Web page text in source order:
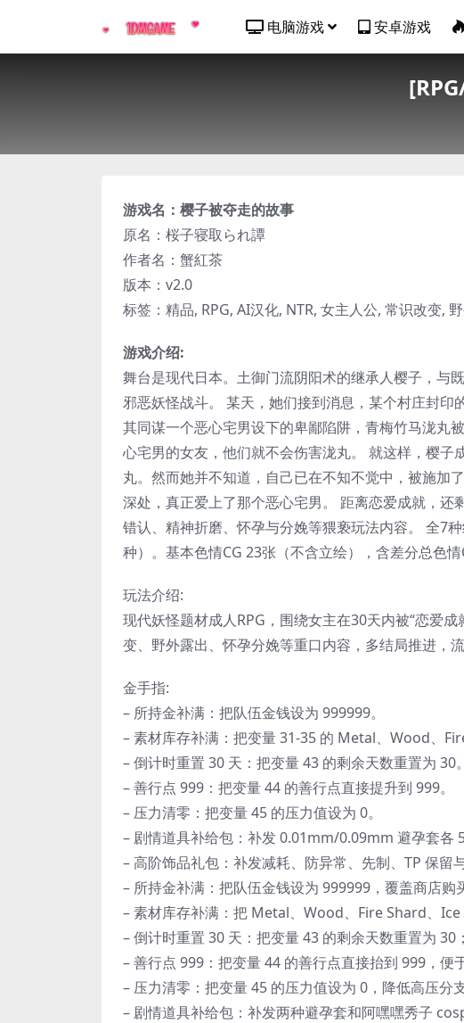
电脑游戏 安卓游戏
游戏名：樱子被夺走的故事
原名：桜子寝取られ譚
作者名：蟹紅茶
版本：v2.0
标签：精品, RPG, AI汉化, NTR, 女主人公, 常识改变,
游戏介绍:
舞台是现代日本。土御门流阴阳术的继承人樱子，与
邪恶妖怪战斗。 某天，她们接到消息，某个村庄封
其同谋一个恶心宅男设下的卑鄙陷阱，青梅竹马泷丸
心宅男的女友，他们就不会伤害泷丸。 就这样，樱
丸。然而她并不知道，自己已在不知不觉中，被施加
深处，真正爱上了那个恶心宅男。 距离恋爱成就，
错认、精神折磨、怀孕与分娩等猥亵玩法内容。 全7
种）。基本色情CG 23张（不含立绘），含差分总色
玩法介绍:
现代妖怪题材成人RPG，围绕女主在30天内被“恋爱
变、野外露出、怀孕分娩等重口内容，多结局推进，
金手指:
– 所持金补满：把队伍金钱设为 999999。
– 素材库存补满：把变量 31-35 的 Metal、Wood、
– 倒计时重置 30 天：把变量 43 的剩余天数重置为 30。
– 善行点 999：把变量 44 的善行点直接提升到 999。
– 压力清零：把变量 45 的压力值设为 0。
– 剧情道具补给包：补发 0.01mm/0.09mm 避孕套各
– 高阶饰品礼包：补发减耗、防异常、先制、TP 保留
– 所持金补满：把队伍金钱设为 999999，覆盖商店购
– 素材库存补满：把 Metal、Wood、Fire Shard、
– 倒计时重置 30 天：把变量 43 的剩余天数重置为 30
– 善行点 999：把变量 44 的善行点直接抬到 999，便
– 压力清零：把变量 45 的压力值设为 0，降低高压分
– 剧情道具补给包：补发两种避孕套和阿嘿嘿秀子